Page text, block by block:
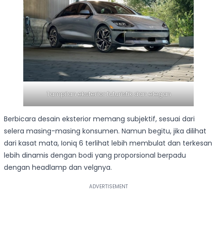
Tampilan eksterior futuristik dan elegan
Berbicara desain eksterior memang subjektif, sesuai dari
selera masing-masing konsumen. Namun begitu, jika dilihat
dari kasat mata, Ioniq 6 terlihat lebih membulat dan terkesan
lebih dinamis dengan bodi yang proporsional berpadu
dengan headlamp dan velgnya.